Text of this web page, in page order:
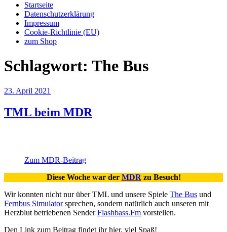
Startseite
Datenschutzerklärung
Impressum
Cookie-Richtlinie (EU)
zum Shop
Schlagwort: The Bus
Veröffentlicht
23. April 2021
TML beim MDR
Zum MDR-Beitrag
Diese Woche war der MDR zu Besuch!
Wir konnten nicht nur über TML und unsere Spiele The Bus und
Fernbus Simulatorsprechen, sondern natürlich auch unseren mit
Herzblut betriebenen SenderFlashbass.Fm vorstellen.
Den Link zum Beitrag findet ihr hier, viel Spaß!